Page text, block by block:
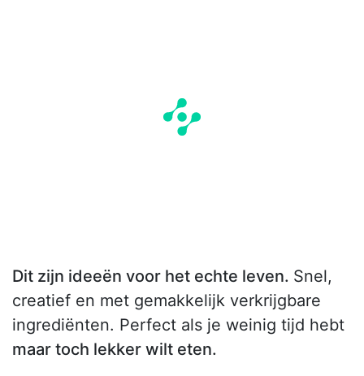
Dit zijn ideeën voor het echte leven. Snel,
creatief en met gemakkelijk verkrijgbare
ingrediënten. Perfect als je weinig tijd hebt
maar toch lekker wilt eten.